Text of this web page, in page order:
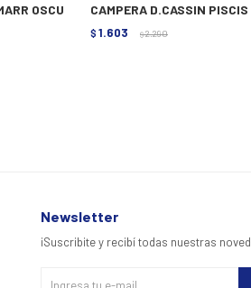
OSCU CAMPERA D.CASSIN PISCIS
$ 1.603 $ 2.290
Newsletter
¡Suscribite y recibí todas nuestras